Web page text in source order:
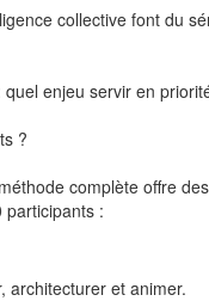
collective font du
enjeu servir en
?
complète offre
:
architecturer et animer.